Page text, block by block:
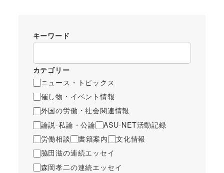
キーワード
カテゴリー
ニュース・トピックス
催し物・イベント情報
外国の労働・社会関連情報
論説-私論・公論
ASU-NET活動記録
労働相談
書籍案内
文化情報
脇田滋の連続エッセイ
森岡孝二の連続エッセイ